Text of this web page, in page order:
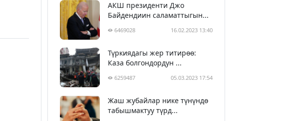
АКШ президенти Джо
Байдендиин саламаттыгын...
6469028 16.02.2023 13:40
Түркиядагы жер титирөө:
Каза болгондордун ...
6259487 05.03.2023 17:54
Жаш жубайлар нике түнүндө
табышмактуу түрд...